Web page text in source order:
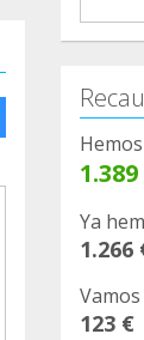
Ya
1.266
123 €